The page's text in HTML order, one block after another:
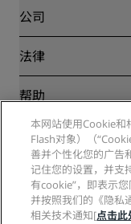
Blog
目的地
丽笙酒店集团APP
体育认证酒店
家庭友好型酒店
健康与安全
合作伙伴
公司
丽笙酒店集团
工作机会 RHG
工作机会 PPHE
工作机会 EHL
The Club by RHG
发展机会
责任经营
采购
法律
隐私中心
丽赏会条款和条件
网站使用协议
数字无障碍
现代奴隶制声明
帮助
消费者警示
联系方式
常见问题
网站地图
社交媒体
丽笙酒店集团品牌
本网站使用Cookie和
Flash对象）（
善并个性化您的广告
记住您的设置，并支
有cookie”，即表示
并按照我们的《隐私
相关技术通知[点击此